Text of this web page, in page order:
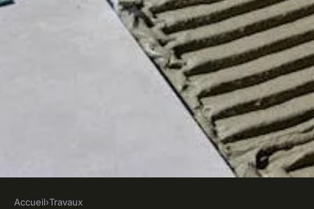
Accueil›Travaux